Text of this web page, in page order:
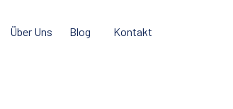
Über Uns Blog Kontakt